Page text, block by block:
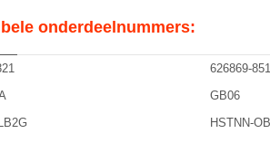
onderdeelnummers:
626869-851
GB06
HSTNN-